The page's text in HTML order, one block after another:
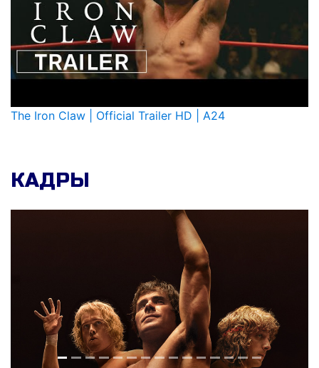
The Iron Claw | Official Trailer HD | A24
КАДРЫ